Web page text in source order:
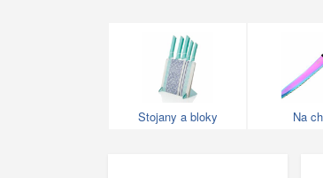
Stojany a bloky Na